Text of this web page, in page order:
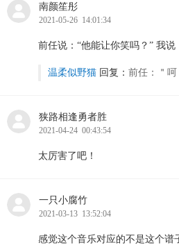
南颜笙彤
2021-05-26 14:01:34
前任说：“他能让你笑吗？” 我
温柔似野猫 回复： 前任：＂呵
狭路相逢勇者胜
2021-04-24 00:43:54
太厉害了吧！
一只小腐竹
2021-03-13 13:52:04
感觉这个音乐对应的不是这个谱